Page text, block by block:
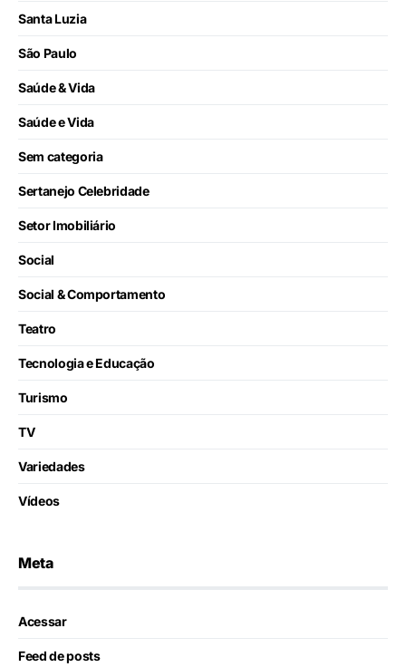
Santa Luzia
São Paulo
Saúde & Vida
Saúde e Vida
Sem categoria
Sertanejo Celebridade
Setor Imobiliário
Social
Social & Comportamento
Teatro
Tecnologia e Educação
Turismo
TV
Variedades
Vídeos
Meta
Acessar
Feed de posts